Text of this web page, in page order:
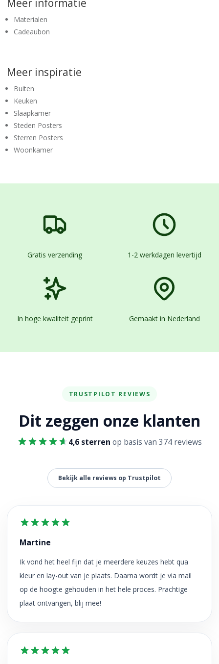
Materialen
Cadeaubon
Meer inspiratie
Buiten
Keuken
Slaapkamer
Steden Posters
Sterren Posters
Woonkamer
Gratis verzending 1-2 werkdagen levertijd
In hoge kwaliteit geprint Gemaakt in Nederland
TRUSTPILOT REVIEWS
Dit zeggen onze klanten
4,6 sterren op basis van 374 reviews
Bekijk alle reviews op Trustpilot
Martine
Ik vond het heel fijn dat je meerdere keuzes hebt qua
kleur en lay-out van je plaats. Daarna wordt je via mail
op de hoogte gehouden in het hele proces. Prachtige
plaat ontvangen, blij mee!